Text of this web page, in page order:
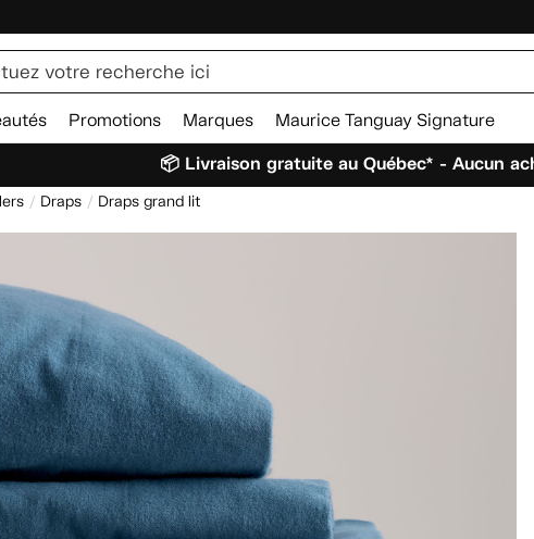
Promotions Marques Maurice Tanguay Signature
📦 Livraison gratuite au Québec* - Aucun
Draps Draps grand lit